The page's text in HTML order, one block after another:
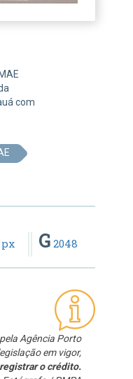
com
px G 2048
Agência Porto
em vigor,
o crédito.